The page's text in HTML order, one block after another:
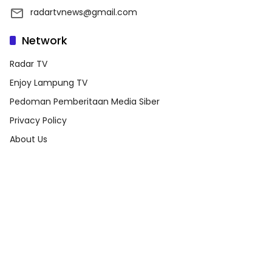
radartvnews@gmail.com
Network
Radar TV
Enjoy Lampung TV
Pedoman Pemberitaan Media Siber
Privacy Policy
About Us